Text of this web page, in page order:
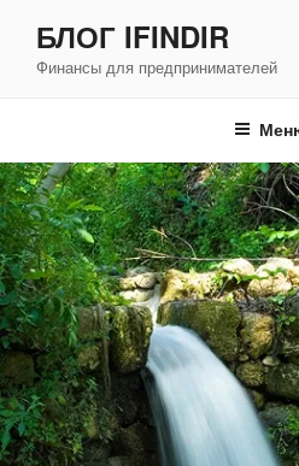
содержимому
БЛОГ IFINDIR
Финансы для предпринимателей